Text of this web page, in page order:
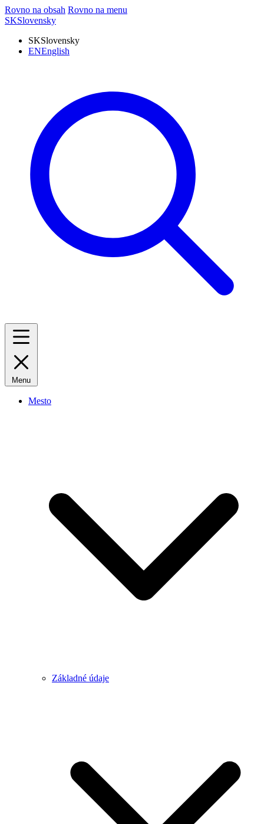
Rovno na obsah Rovno na menu
SKSlovensky
SKSlovensky
ENEnglish
Menu
Mesto
Základné údaje